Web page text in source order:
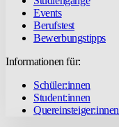
Events
Berufstest
Bewerbungstipps
Informationen für:
Schüler:innen
Student:innen
Quereinsteiger:innen